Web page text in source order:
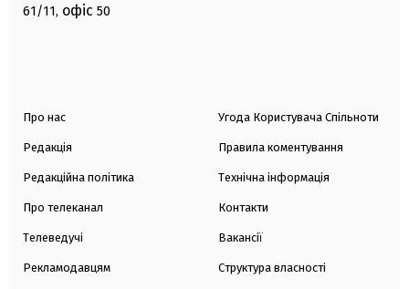
61/11, офіс 50
Про нас
Редакція
Редакційна політика
Про телеканал
Телеведучі
Рекламодавцям
Угода Користувача Спільноти
Правила коментування
Технічна інформація
Контакти
Вакансії
Структура власності